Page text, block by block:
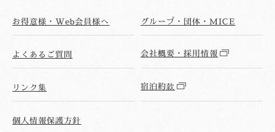
お得意様・Web会員様へ グループ・団体・MICE
よくあるご質問 会社概要・採用情報
リンク集 宿泊約款
個人情報保護方針